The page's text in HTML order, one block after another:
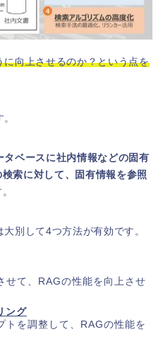
向上させるのか？という点を
タベースに社内情報などの固有
索に対して、固有情報を参照
別して4つ方法が有効です。
せて、RAGの性能を向上させ
ング
トを調整して、RAGの性能を